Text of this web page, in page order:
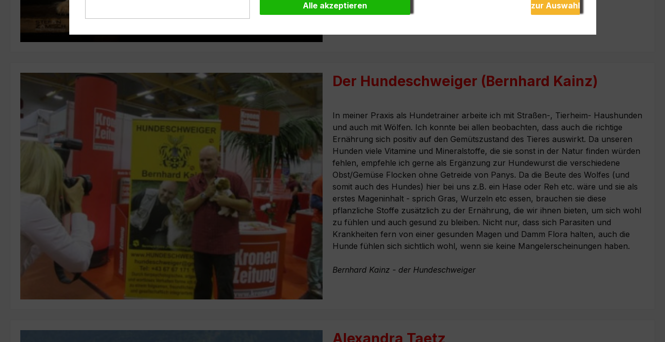
Der Hundeschweiger (Bernhard Kainz)
In meiner Praxis als Hundetrainer arbeite ich mit Straßen-, Tierheim- Haushunden
und auch mit Wölfen. Ich konnte bei allen beobachten, dass auch die richtige
Ernährung sich positiv auf den Gemütszustand des Tieres auswirkt. Da unseren
Hunden viele Vitamine und Mineralstoffe, die sie sonst in der Natur finden würden
fehlen, empfehle ich gerne als Ergänzung zur Hundewurst die verschiedene
Obst/Gemüse Flocken ohne Getreide von Panys. Da die Beute des Wolfes (und
somit auch des Hundes) hier bei uns z.B. ein Hase oder Reh etc. wäre und sie als
erstes Mageninhalt - sprich Gras, Wurzeln etc essen, brauchen sie diese
pflanzliche Stoffe zusätzlich zu der Ernährung, die wir ihnen bieten, um sich wohl
zu fühlen und auch gesund zu bleiben. Nicht nur, dass sich Parasiten und
Krankheiten fern von einer gesunden Magen und Damm Flora halten, auch die
Hunde fühlen sich sichtlich wohl, wenn sie keine Mangelerscheinungen haben.
Bernhard Kainz - der Hundeschweiger
Alexandra Taetz
Alle akzeptieren zur Auswahl